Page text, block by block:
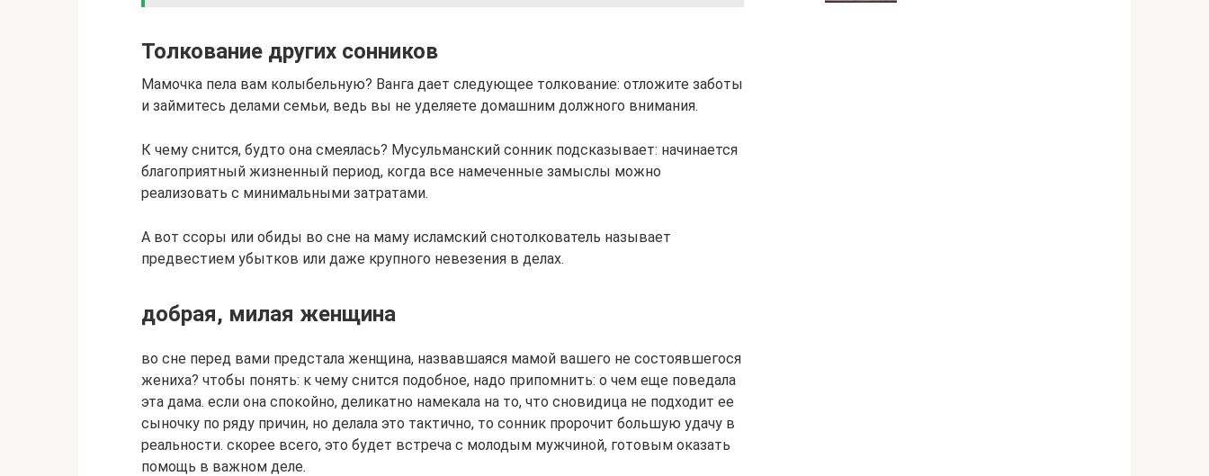
Толкование других сонников
Мамочка пела вам колыбельную? Ванга дает следующее толкование: отложите заботы
и займитесь делами семьи, ведь вы не уделяете домашним должного внимания.
К чему снится, будто она смеялась? Мусульманский сонник подсказывает: начинается
благоприятный жизненный период, когда все намеченные замыслы можно
реализовать с минимальными затратами.
А вот ссоры или обиды во сне на маму исламский снотолкователь называет
предвестием убытков или даже крупного невезения в делах.
добрая, милая женщина
во сне перед вами предстала женщина, назвавшаяся мамой вашего не состоявшегося
жениха? чтобы понять: к чему снится подобное, надо припомнить: о чем еще поведала
эта дама. если она спокойно, деликатно намекала на то, что сновидица не подходит ее
сыночку по ряду причин, но делала это тактично, то сонник пророчит большую удачу в
реальности. скорее всего, это будет встреча с молодым мужчиной, готовым оказать
помощь в важном деле.